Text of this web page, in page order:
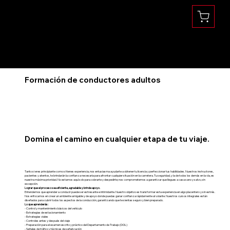
Formación de conductores adultos
Domina el camino en cualquier etapa de tu viaje.
Tanto si eres principiante como si tienes experiencia, nos entusiasma ayudarte a obtener tu licencia y perfeccionar tus habilidades. Nuestros instructores,
pacientes y atentos, te brindarán la confianza necesaria para afrontar cualquier situación en la carretera. Tu seguridad, y la de todos los demás en la vía, es
nuestra máxima prioridad. No estamos aquí solo para cobrarte y despedirte; nos comprometemos a garantizar que llegues a casa sano y salvo, sin
excepción.
Lograr que el proceso sea eficiente, agradable y brinde apoyo.
Entendemos que aprender a conducir puede ser estresante e intimidante. Nuestro objetivo es transformar esta experiencia en algo placentero y sin estrés.
Nos enfocamos en crear un ambiente amigable y de apoyo donde puedas ganar confianza rápidamente al volante. Nuestros cursos integrales están
diseñados para cubrir todos los aspectos de la conducción, garantizando que te sientas seguro y bien preparado.
Lo que aprenderás:
- Control y mantenimiento básicos del vehículo
- Estrategias de estacionamiento
- Estrategias viales
- Controles antes y después del viaje
- Preparación para el examen escrito y práctico del Departamento de Trabajo (DOL)
- Señales de tráfico y técnicas de señalización